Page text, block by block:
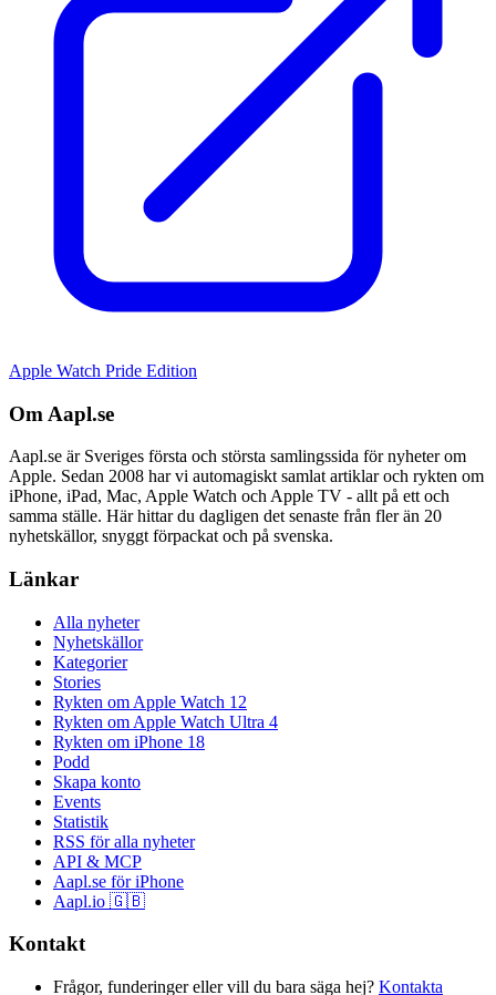
Apple Watch Pride Edition
Om Aapl.se
Aapl.se är Sveriges första och största samlingssida för nyheter om
Apple. Sedan 2008 har vi automagiskt samlat artiklar och rykten om
iPhone, iPad, Mac, Apple Watch och Apple TV - allt på ett och
samma ställe. Här hittar du dagligen det senaste från fler än 20
nyhetskällor, snyggt förpackat och på svenska.
Länkar
Alla nyheter
Nyhetskällor
Kategorier
Stories
Rykten om Apple Watch 12
Rykten om Apple Watch Ultra 4
Rykten om iPhone 18
Podd
Skapa konto
Events
Statistik
RSS för alla nyheter
API & MCP
Aapl.se för iPhone
Aapl.io 🇬🇧
Kontakt
Frågor, funderinger eller vill du bara säga hej? Kontakta